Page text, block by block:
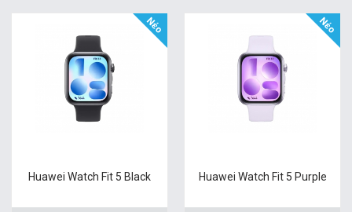
Νέο
Huawei Watch Fit 5 Black
Νέο
Huawei Watch Fit 5 Purple